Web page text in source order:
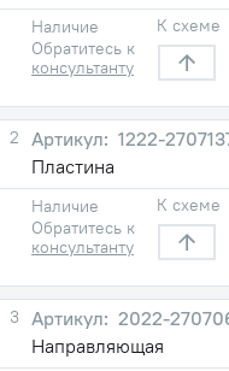
Наличие
Обратитесь к
консультанту
К схеме
2
1222-
Пластина
Наличие
Обратитесь к
консультанту
К схеме
3
2022-
Направляющая